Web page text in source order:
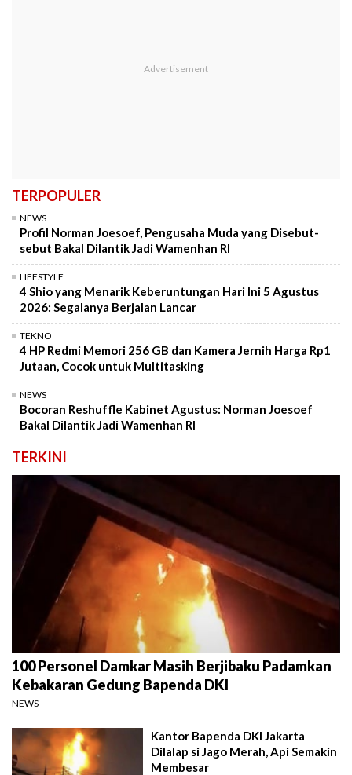
TERPOPULER
NEWS
Profil Norman Joesoef, Pengusaha Muda yang Disebut-
sebut Bakal Dilantik Jadi Wamenhan RI
LIFESTYLE
4 Shio yang Menarik Keberuntungan Hari Ini 5 Agustus
2026: Segalanya Berjalan Lancar
TEKNO
4 HP Redmi Memori 256 GB dan Kamera Jernih Harga Rp1
Jutaan, Cocok untuk Multitasking
NEWS
Bocoran Reshuffle Kabinet Agustus: Norman Joesoef
Bakal Dilantik Jadi Wamenhan RI
TERKINI
100 Personel Damkar Masih Berjibaku Padamkan
Kebakaran Gedung Bapenda DKI
NEWS
Kantor Bapenda DKI Jakarta
Dilalap si Jago Merah, Api Semakin
Membesar